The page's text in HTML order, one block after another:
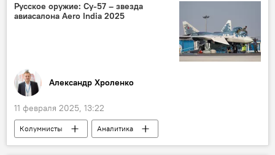
Русское оружие: Су-57 – звезда
авиасалона Aero India 2025
Александр Хроленко
11 февраля 2025, 13:22
Колумнисты
Аналитика
Армия и вооружение
Россия